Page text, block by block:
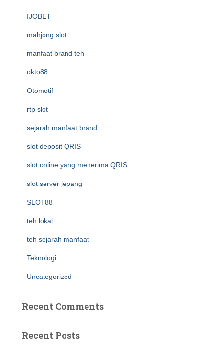
IJOBET
mahjong slot
manfaat brand teh
okto88
Otomotif
rtp slot
sejarah manfaat brand
slot deposit QRIS
slot online yang menerima QRIS
slot server jepang
SLOT88
teh lokal
teh sejarah manfaat
Teknologi
Uncategorized
Recent Comments
Recent Posts